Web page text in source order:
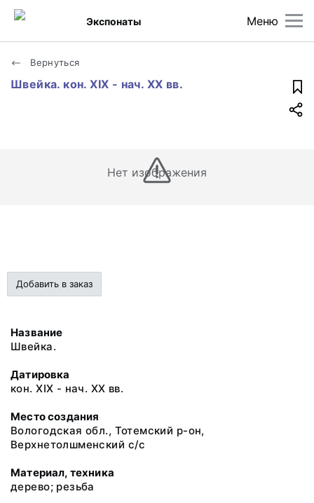
Меню
Экспонаты
Вернуться
Швейка. кон. XIX - нач. XX вв.
Нет изображения
Добавить в заказ
Название
Швейка.
Датировка
кон. XIX - нач. XX вв.
Место создания
Вологодская обл., Тотемский р-он,
Верхнетолшменский с/с
Материал, техника
дерево; резьба